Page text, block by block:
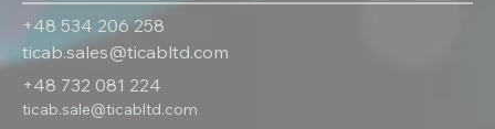
+48 534 206 258
ticab.sales@ticabltd.com
+48 732 081 224
ticab.sale@ticabltd.com